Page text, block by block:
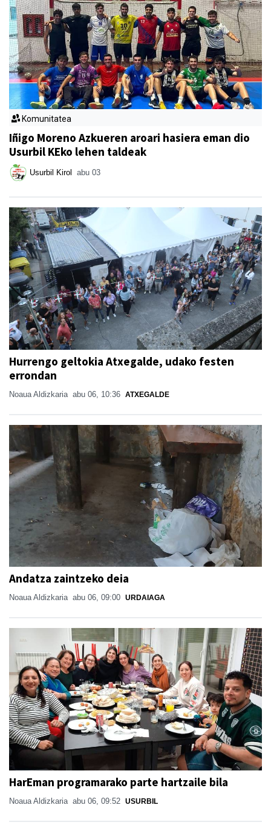
Komunitatea
Iñigo Moreno Azkueren aroari hasiera eman dio
Usurbil KEko lehen taldeak
Usurbil Kirol abu 03
Hurrengo geltokia Atxegalde, udako festen
errondan
Noaua Aldizkaria abu 06, 10:36 ATXEGALDE
Andatza zaintzeko deia
Noaua Aldizkaria abu 06, 09:00 URDAIAGA
HarEman programarako parte hartzaile bila
Noaua Aldizkaria abu 06, 09:52 USURBIL